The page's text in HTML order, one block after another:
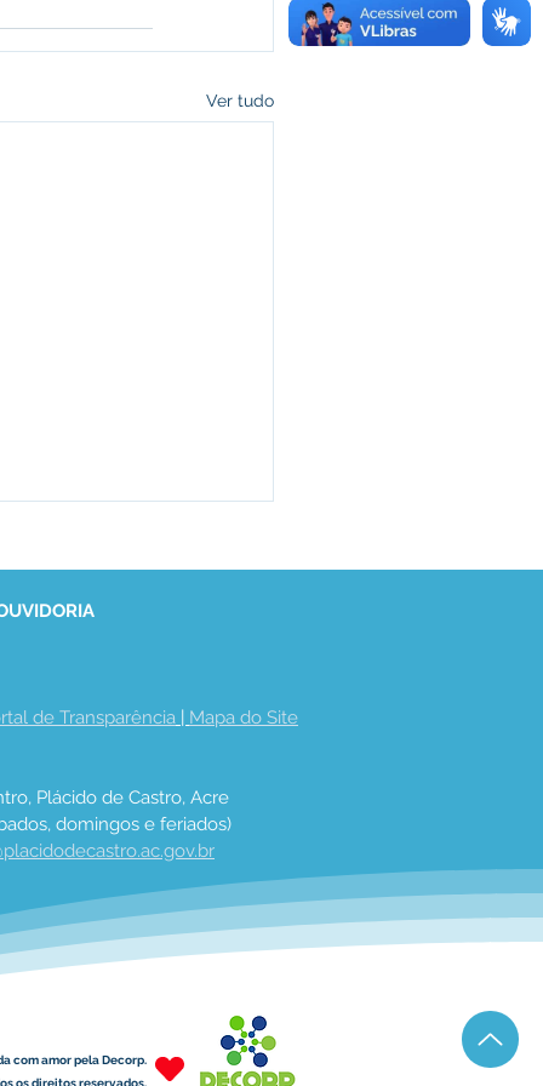
Ver tudo
de Transparência | Mapa do Site
Plácido de Castro, Acre
domingos e feriados)
com amor pela Decorp.
os direitos reservados.